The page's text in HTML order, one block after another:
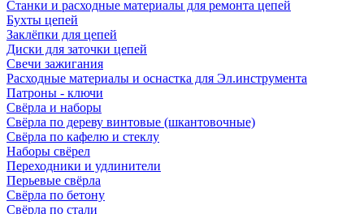
Станки и расходные материалы для ремонта цепей
Бухты цепей
Заклёпки для цепей
Диски для заточки цепей
Свечи зажигания
Расходные материалы и оснастка для Эл.инструмента
Патроны - ключи
Свёрла и наборы
Свёрла по дереву винтовые (шкантовочные)
Свёрла по кафелю и стеклу
Наборы свёрел
Переходники и удлинители
Перьевые свёрла
Свёрла по бетону
Свёрла по стали